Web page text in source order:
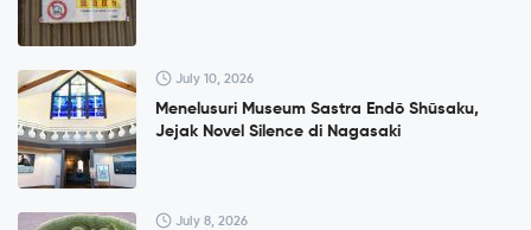
July 10, 2026
Menelusuri Museum Sastra Endō Shūsaku,
Jejak Novel Silence di Nagasaki
July 8, 2026